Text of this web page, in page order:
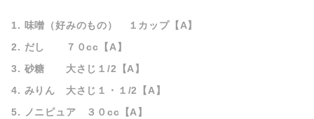
味噌（好みのもの） １カップ【A】
だし ７０cc【A】
砂糖 大さじ１/2【A】
みりん 大さじ１・１/2【A】
ノニピュア ３０cc【A】